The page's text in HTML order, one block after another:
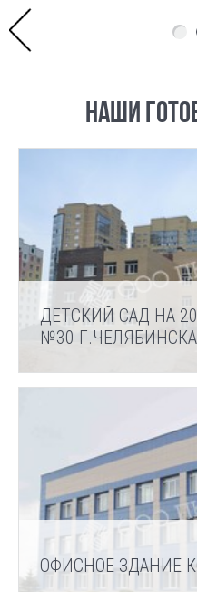
НАШИ
ДЕТСКИЙ САД НА
№30
ОФИСНОЕ ЗДАНИЕ